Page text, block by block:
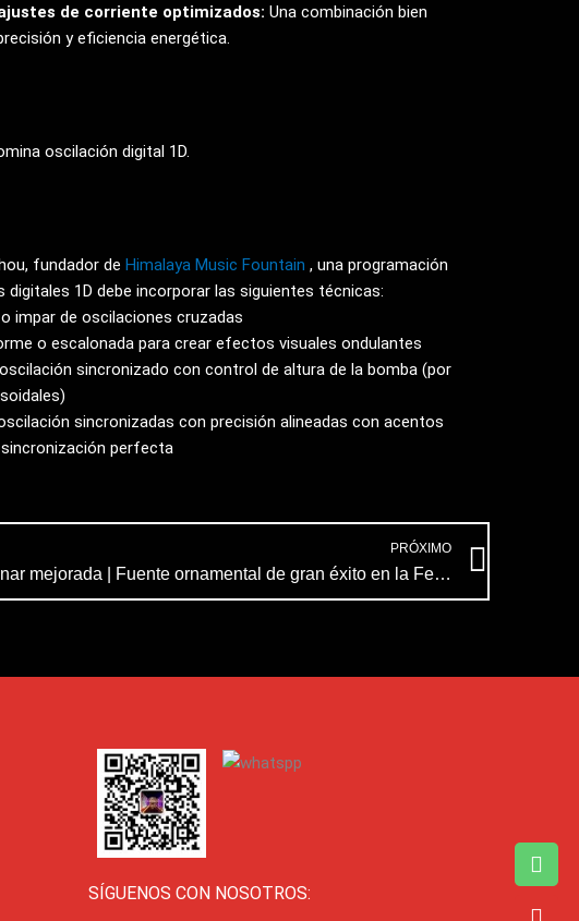
de corriente optimizados: Una combinación bien
y eficiencia energética.
oscilación digital 1D.
fundador de Himalaya Music Fountain , una programación
digitales 1D debe incorporar las siguientes técnicas:
impar de oscilaciones cruzadas
o escalonada para crear efectos visuales ondulantes
sincronizado con control de altura de la bomba (por
sincronizadas con precisión alineadas con acentos
perfecta
PRÓXIMO
Fuente de flujo laminar mejorada | Fuente ornamental de gran éxito en la Feria de Cantón
Next
SÍGUENOS CON NOSOTROS: